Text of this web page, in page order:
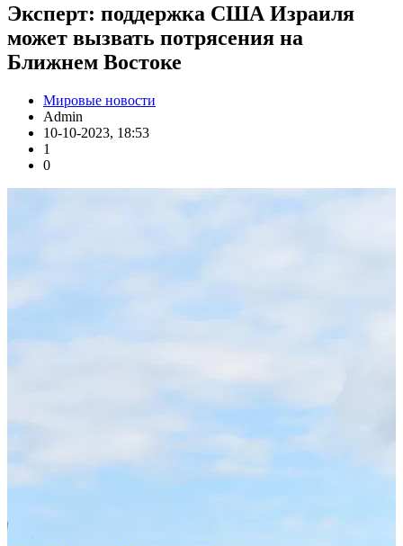
Эксперт: поддержка США Израиля
может вызвать потрясения на
Ближнем Востоке
Мировые новости
Admin
10-10-2023, 18:53
1
0